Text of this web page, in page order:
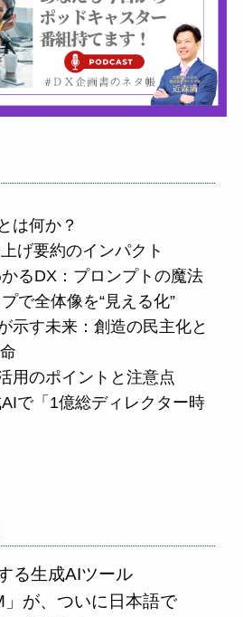
は何か？
げ要約のインパクト
るDX：プロンプトの魔法
で全体像を“見える化”
示す未来：創造の民主化と
用のポイントと注意点
で「1億総ディレクター時
る生成AIツール
」が、ついに日本語で